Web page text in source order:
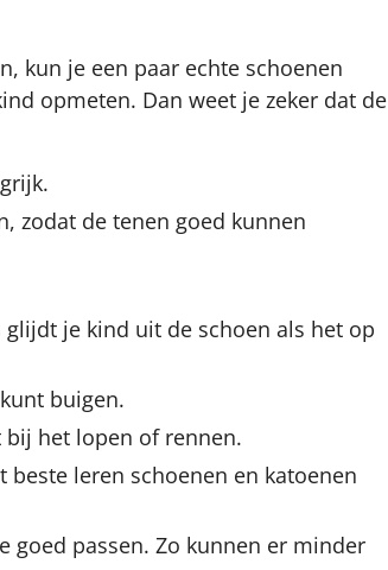
kun je een paar echte schoenen
opmeten. Dan weet je zeker dat de
zodat de tenen goed kunnen
je kind uit de schoen als het op
buigen.
het lopen of rennen.
beste leren schoenen en katoenen
goed passen. Zo kunnen er minder